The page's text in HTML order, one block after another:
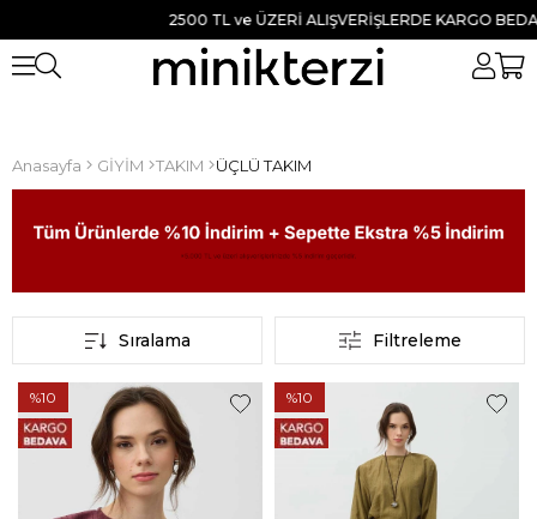
2500 TL ve ÜZERİ ALIŞVERİŞLERDE KARGO BEDAVA
Anasayfa GİYİM TAKIM ÜÇLÜ TAKIM
Filtreleme
Sıralama
%10 %10